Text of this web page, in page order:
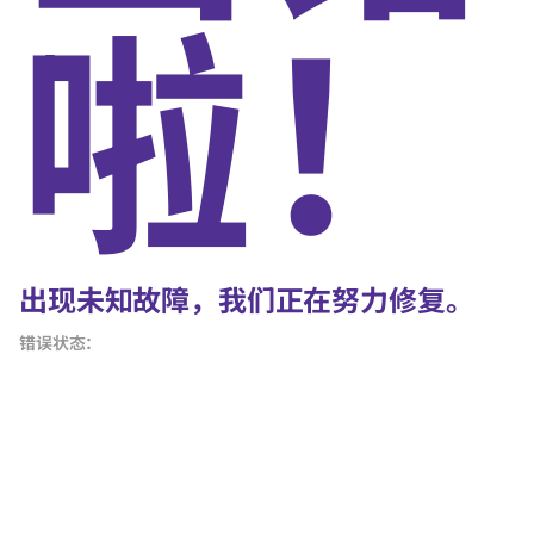
啦！
出现未知故障，我们正在努力修复。
错误状态：